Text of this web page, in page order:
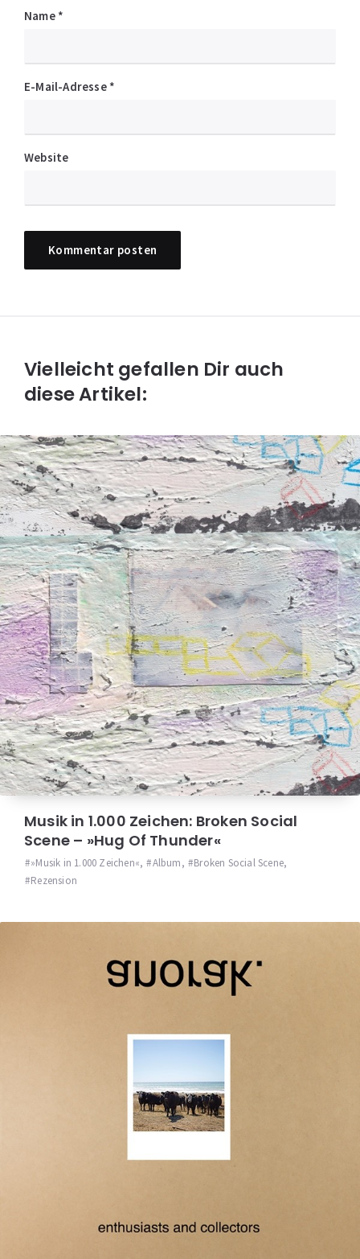
Name *
E-Mail-Adresse *
Website
Vielleicht gefallen Dir auch
diese Artikel:
Musik in 1.000 Zeichen: Broken Social
Scene – »Hug Of Thunder«
»Musik in 1.000 Zeichen«, Album, Broken Social Scene,
Rezension